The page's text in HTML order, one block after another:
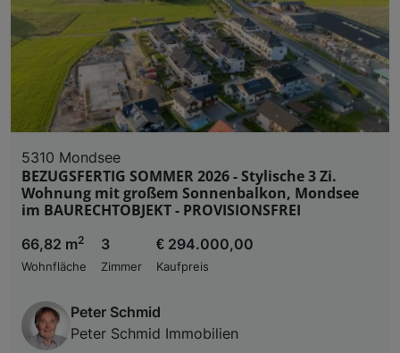
5310 Mondsee
BEZUGSFERTIG SOMMER 2026 - Stylische 3 Zi.
Wohnung mit großem Sonnenbalkon, Mondsee
im BAURECHTOBJEKT - PROVISIONSFREI
66,82 m2
Wohnfläche
3
Zimmer
€ 294.000,00
Kaufpreis
Peter Schmid
Peter Schmid Immobilien